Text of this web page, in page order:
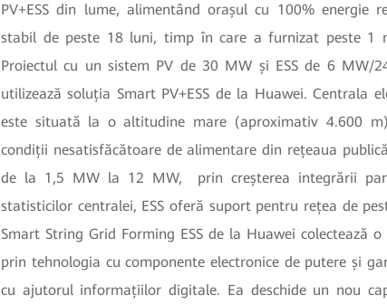
PV+ESS din lume, alimentând orașul cu 100% energie
stabil de peste 18 luni, timp în care a furnizat peste 1
Proiectul cu un sistem PV de 30 MW și ESS de 6 MW/
utilizează soluția Smart PV+ESS de la Huawei. Centrala
este situată la o altitudine mare (aproximativ 4.600
condiții nesatisfăcătoare de alimentare din rețeaua
de la 1,5 MW la 12 MW,
prin creșterea integrării
statisticilor centralei, ESS oferă suport pentru rețea de
Smart String Grid Forming ESS de la Huawei colectează
prin tehnologia cu componente electronice de putere și
cu ajutorul informațiilor digitale. Ea deschide un nou